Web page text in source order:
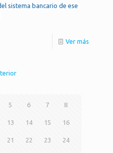
sistema bancario de ese
Ver más
5 6 7 8
13 14 15 16
21 22 23 24